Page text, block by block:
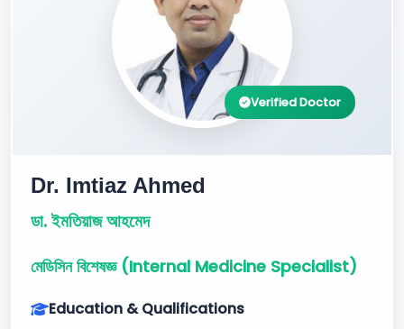
Verified Doctor
Dr. Imtiaz Ahmed
ডা. ইমতিয়াজ আহমেদ
মেডিসিন বিশেষজ্ঞ (Internal Medicine Specialist)
Education & Qualifications